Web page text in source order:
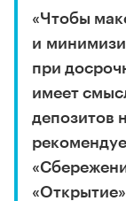
«Чтобы
и
при
имеет
депозитов